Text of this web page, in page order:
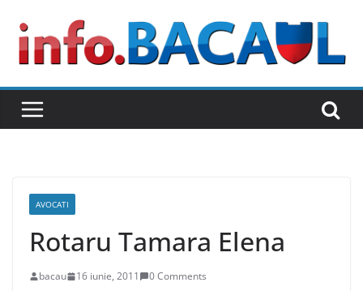
content
AVOCATI
Rotaru Tamara Elena
bacau 16 iunie, 2011 0 Comments